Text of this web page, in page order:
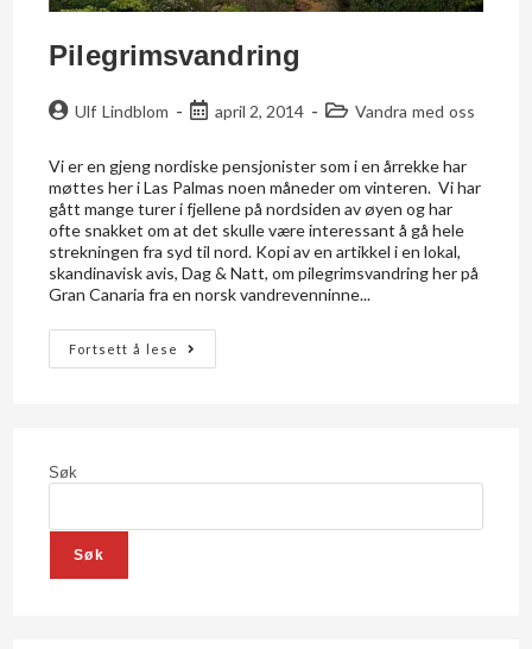
Pilegrimsvandring
Ulf Lindblom april 2, 2014 Vandra med oss
Vi er en gjeng nordiske pensjonister som i en årrekke har
møttes her i Las Palmas noen måneder om vinteren. Vi har
gått mange turer i fjellene på nordsiden av øyen og har
ofte snakket om at det skulle være interessant å gå hele
strekningen fra syd til nord. Kopi av en artikkel i en lokal,
skandinavisk avis, Dag & Natt, om pilegrimsvandring her på
Gran Canaria fra en norsk vandrevenninne...
Fortsett å lese
Søk
Søk